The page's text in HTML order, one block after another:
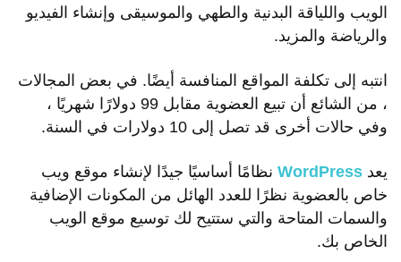
الويب واللياقة البدنية والطهي والموسيقى وإنشاء الفيديو
والرياضة والمزيد.
انتبه إلى تكلفة المواقع المنافسة أيضًا. في بعض المجالات
، من الشائع أن تبيع العضوية مقابل 99 دولارًا شهريًا ،
وفي حالات أخرى قد تصل إلى 10 دولارات في السنة.
يعدWordPress نظامًا أساسيًا جيدًا لإنشاء موقع ويب
خاص بالعضوية نظرًا للعدد الهائل من المكونات الإضافية
والسمات المتاحة والتي ستتيح لك توسيع موقع الويب
الخاص بك.